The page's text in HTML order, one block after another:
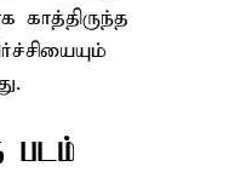
காத்திருந்த
படம்